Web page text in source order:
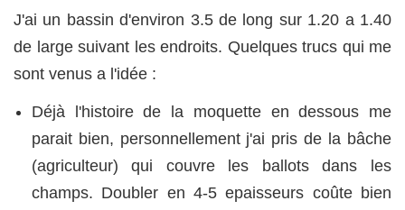
J'ai un bassin d'environ 3.5 de long sur 1.20 a 1.40
de large suivant les endroits. Quelques trucs qui me
sont venus a l'idée :
Déjà l'histoire de la moquette en dessous me
parait bien, personnellement j'ai pris de la bâche
(agriculteur) qui couvre les ballots dans les
champs. Doubler en 4-5 epaisseurs coûte bien